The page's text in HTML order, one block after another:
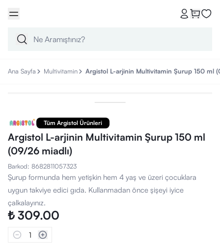
Ana Sayfa Multivitamin Argistol L-arjinin Multivitamin Şurup 150 ml
Tüm Argistol Ürünleri
Argistol L-arjinin Multivitamin Şurup 150 ml
(09/26 miadlı)
Barkod: 8682811057323
Şurup formunda hem yetişkin hem 4 yaş ve üzeri çocuklara
uygun takviye edici gıda. Kullanmadan önce şişeyi iyice
çalkalayınız.
₺ 309.00
1